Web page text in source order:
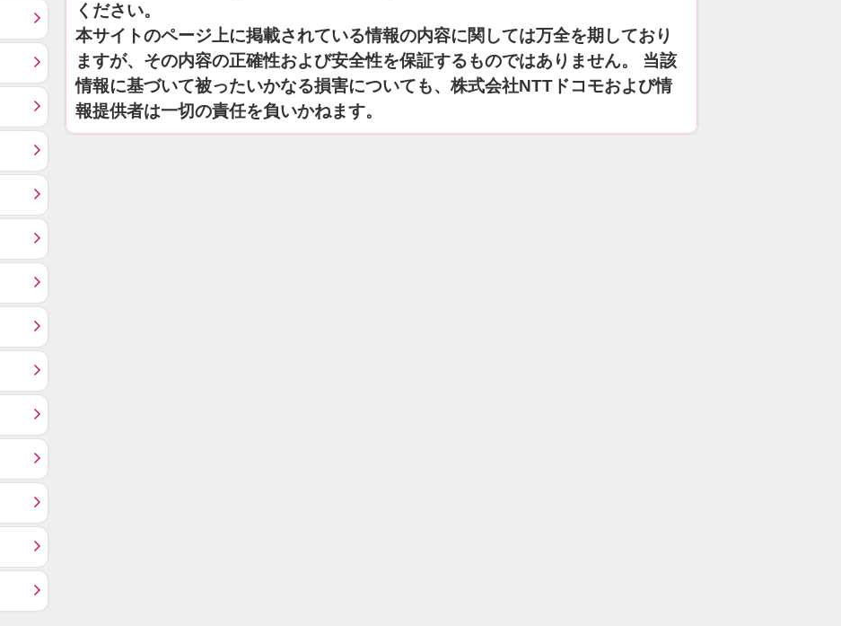
ください。
本サイトのページ上に掲載されている情報の内容に関しては万全を期しており
ますが、その内容の正確性および安全性を保証するものではありません。 当該
情報に基づいて被ったいかなる損害についても、株式会社NTTドコモおよび情
報提供者は一切の責任を負いかねます。